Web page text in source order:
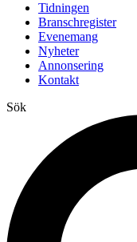
Tidningen
Branschregister
Evenemang
Nyheter
Annonsering
Kontakt
Sök